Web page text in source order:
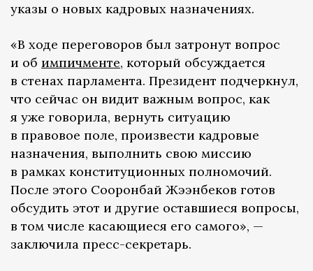
указы о новых кадровых назначениях.
«В ходе переговоров был затронут вопрос
и об импичменте, который обсуждается
в стенах парламента. Президент подчеркнул,
что сейчас он видит важным вопрос, как
я уже говорила, вернуть ситуацию
в правовое поле, произвести кадровые
назначения, выполнить свою миссию
в рамках конституционных полномочий.
После этого Сооронбай Жээнбеков готов
обсудить этот и другие оставшиеся вопросы,
в том числе касающиеся его самого», —
заключила пресс-секретарь.